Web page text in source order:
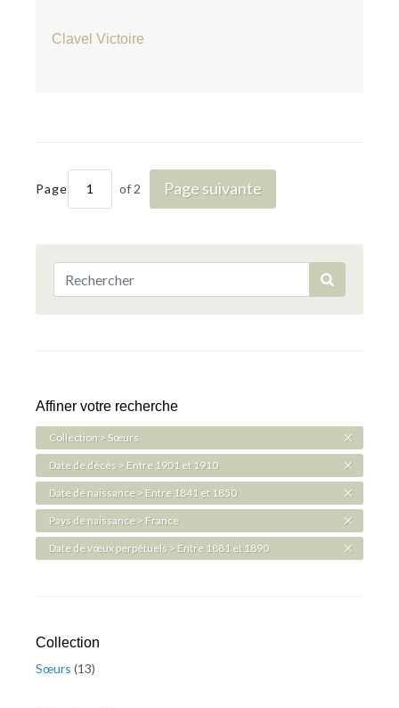
Clavel Victoire
Page of 2 Page suivante
Affiner votre recherche
Collection > Sœurs
Date de décès > Entre 1901 et 1910
Date de naissance > Entre 1841 et 1850
Pays de naissance > France
Date de vœux perpétuels > Entre 1881 et 1890
Collection
Sœurs (13)